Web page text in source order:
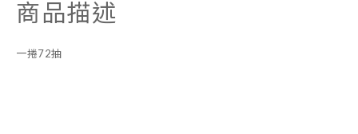
商品描述
一捲72抽